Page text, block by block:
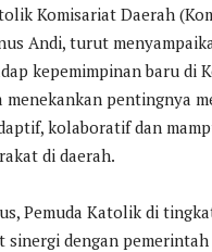
Komisariat Daerah
Andi, turut
kepemimpinan baru di
menekankan pentingnya
kolaboratif dan
di daerah.
Pemuda Katolik di
sinergi dengan pemerintah